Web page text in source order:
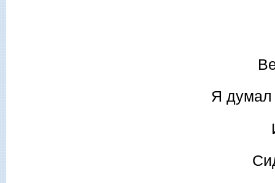
Я думал